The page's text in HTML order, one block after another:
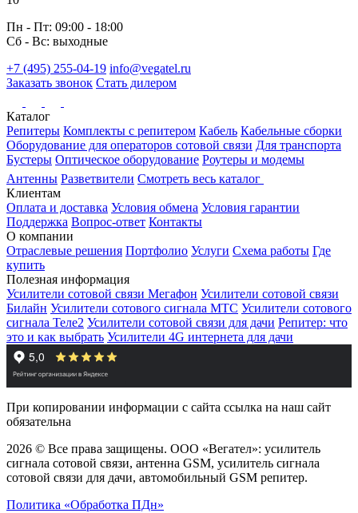
Пн - Пт: 09:00 - 18:00
Сб - Вс: выходные
+7 (495) 255-04-19 info@vegatel.ru
Заказать звонок Стать дилером
Каталог
Репитеры Комплекты с репитером Кабель Кабельные сборки
Оборудование для операторов сотовой связи Для транспорта
Бустеры Оптическое оборудование Роутеры и модемы
Антенны Разветвители Смотреть весь каталог
Клиентам
Оплата и доставка Условия обмена Условия гарантии
Поддержка Вопрос-ответ Контакты
О компании
Отраслевые решения Портфолио Услуги Схема работы Где
купить
Полезная информация
Усилители сотовой связи Мегафон Усилители сотовой связи
Билайн Усилители сотового сигнала МТС Усилители сотового
сигнала Теле2 Усилители сотовой связи для дачи Репитер: что
это и как выбрать Усилители 4G интернета для дачи
При копировании информации с сайта ссылка на наш сайт
обязательна
2026 © Все права защищены. ООО «Вегател»: усилитель
сигнала сотовой связи, антенна GSM, усилитель сигнала
сотовой связи для дачи, автомобильный GSM репитер.
Политика «Обработка ПДн»